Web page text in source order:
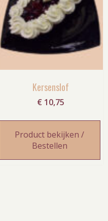
Kersenslof
€ 10,75
Product bekijken /
Bestellen